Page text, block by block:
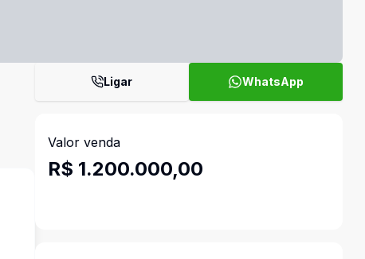
Ligar WhatsApp
Valor venda
R$ 1.200.000,00